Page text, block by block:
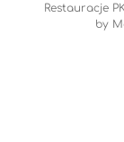
Restauracje
by